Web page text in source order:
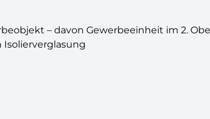
– davon Gewerbeeinheit im 2.